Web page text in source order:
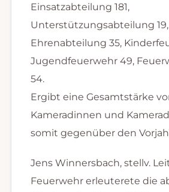
Einsatzabteilung 181,
Unterstützungsabteilung 19,
Ehrenabteilung 35,
Jugendfeuerwehr 49,
54.
Ergibt eine Gesamtstärke
Kameradinnen und
somit gegenüber den
Jens Winnersbach, stellv.
Feuerwehr erleuterete die